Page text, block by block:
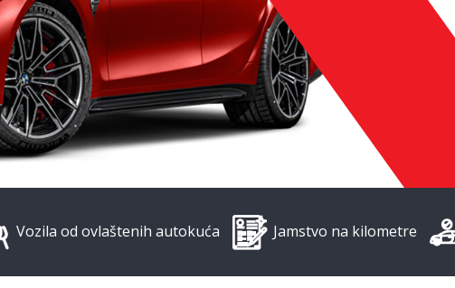
Vozila od ovlaštenih autokuća Jamstvo na kilometre